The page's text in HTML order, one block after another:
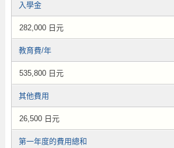
入學金
282,000 日元
教育費/年
535,800 日元
其他費用
26,500 日元
第一年度的費用總和